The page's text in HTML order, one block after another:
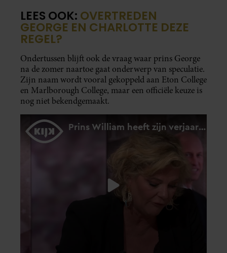
LEES OOK: OVERTREDEN
GEORGE EN CHARLOTTE DEZE
REGEL?
Ondertussen blijft ook de vraag waar prins George
na de zomer naartoe gaat onderwerp van speculatie.
Zijn naam wordt vooral gekoppeld aan Eton College
en Marlborough College, maar een officiële keuze is
nog niet bekendgemaakt.